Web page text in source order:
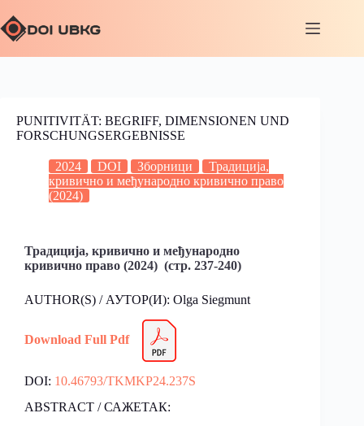
PUNITIVITÄT: BEGRIFF, DIMENSIONEN UND
FORSCHUNGSERGEBNISSE
2024 DOI Зборници
Традиција,
кривично и међународно кривично право
(2024)
Традиција, кривично и међународно
кривично право (2024) (стр. 237-240)
AUTHOR(S) / АУТОР(И): Olga Siegmunt
Download Full Pdf
DOI: 10.46793/TKMKP24.237S
ABSTRACT / САЖЕТАК: